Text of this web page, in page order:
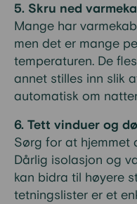
5. Skru ned
Mange har
men det er mange
temperaturen. De
annet stilles inn slik
automatisk om
6. Tett vinduer og
Sørg for at hjemmet
Dårlig isolasjon og
kan bidra til høyere
tetningslister er et